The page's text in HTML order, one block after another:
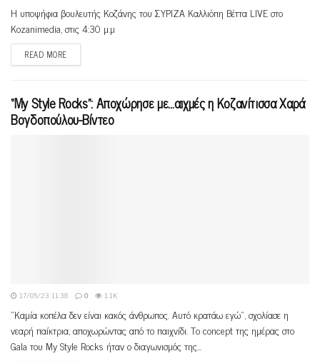
Η υποψήφια βουλευτής Κοζάνης του ΣΥΡΙΖΑ Καλλιόπη Βέττα LIVE στο
Kozanimedia, στις 4:30 μ.μ
READ MORE
“My Style Rocks”: Aποχώρησε με…αιχμές η Κοζανίτισσα Χαρά
Βογδοπούλου-Βίντεο
17/05/23 11:38 0 1.1K
"Καμία κοπέλα δεν είναι κακός άνθρωπος. Αυτό κρατάω εγώ", σχολίασε η
νεαρή παίκτρια, αποχωρώντας από το παιχνίδι. Το concept της ημέρας στο
Gala του My Style Rocks ήταν ο διαγωνισμός της...